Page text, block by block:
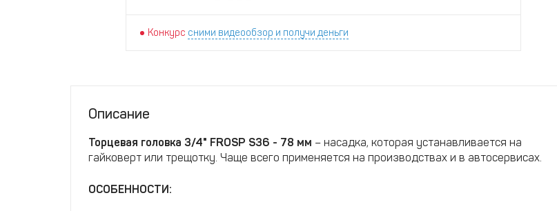
Конкурс сними видеообзор и получи деньги
Описание
Торцевая головка 3/4" FROSP S36 - 78 мм – насадка, которая устанавливается на
гайковерт или трещотку. Чаще всего применяется на производствах и в автосервисах.
ОСОБЕННОСТИ: